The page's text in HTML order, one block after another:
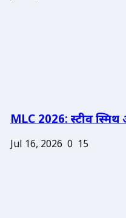
MLC 2026: स्टीव
Jul 16, 2026 0 15